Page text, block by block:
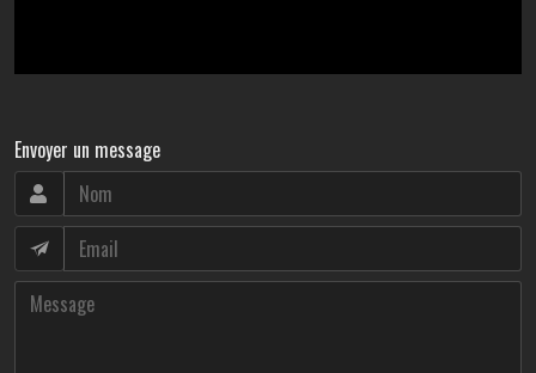
Envoyer un message